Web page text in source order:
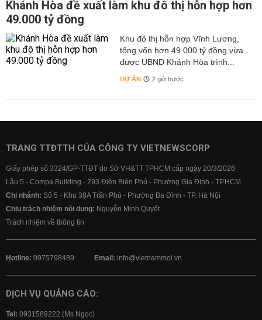
Khánh Hòa đề xuất làm khu đô thị hỗn hợp hơn
49.000 tỷ đồng
Khu đô thị hỗn hợp Vĩnh Lương,
tổng vốn hơn 49.000 tỷ đồng vừa
được UBND Khánh Hòa trình...
DỰ ÁN 2 giờ trước
TRANG TTĐTTH CỦA CÔNG TY VIETNEWSCORP
Giấy phép số 3324/GP-TTĐT do Sở VH&TT TPHCM cấp ngày 20/3/2026
Lầu 5 - Compa Building - 293 Điện Biên Phủ - Phường Gia Định - TP.HCM
Chi nhánh: Số 5 - Khu 38A Trần Phú - Phường Ba Đình - TP. Hà Nội
Chịu trách nhiệm nội dung: Nguyễn Minh Quyết
Trách nhiệm về thông tin
Hotline: 0975798489 Email: info@vietnammoi.vn
DỊCH VỤ QUẢNG CÁO:
Tel: 0931589222 (Ms Ngọc)